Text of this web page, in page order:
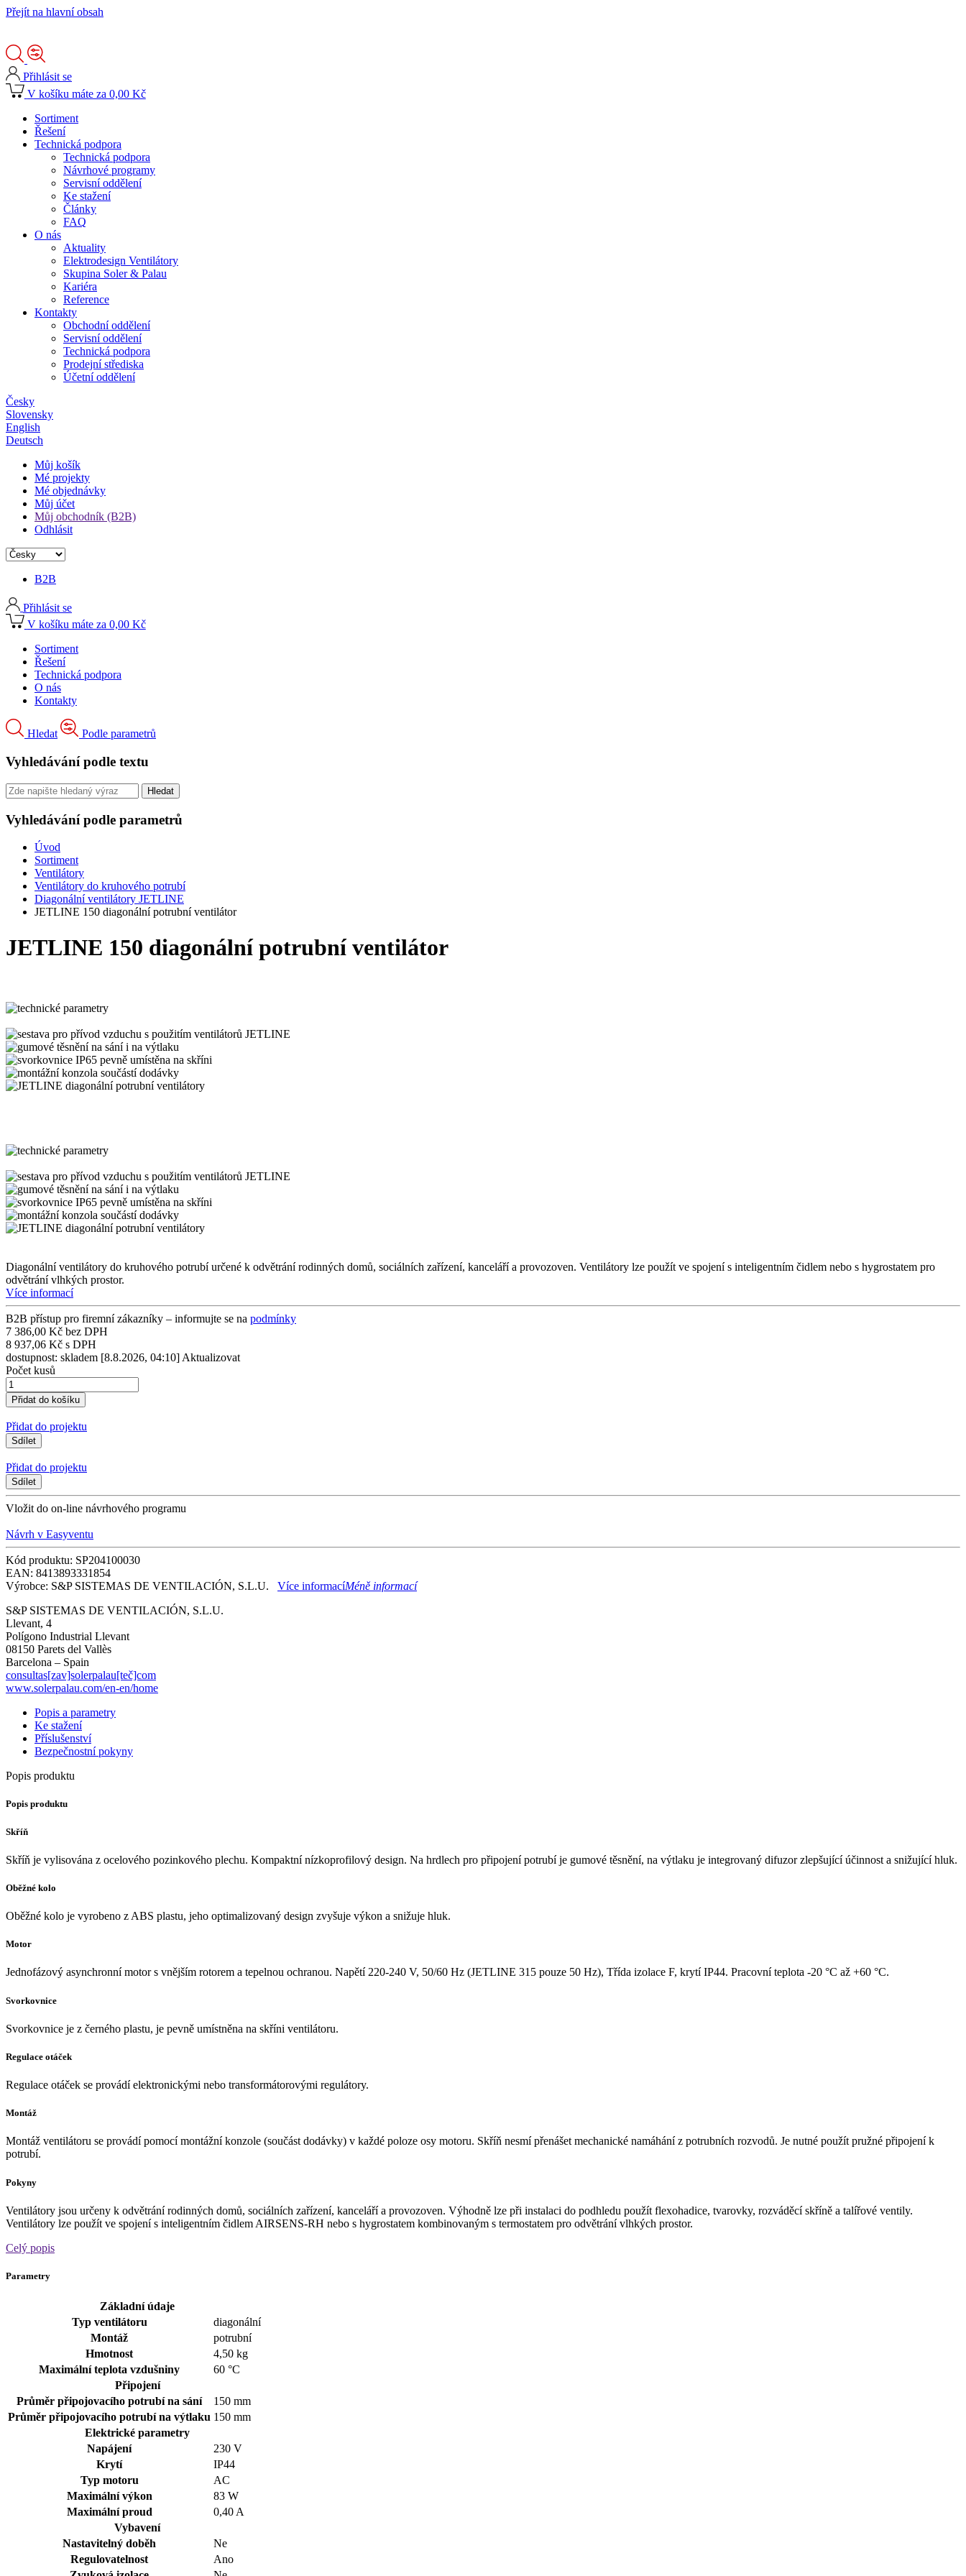
Přejít na hlavní obsah
Přihlásit se
V košíku máte za 0,00 Kč
Sortiment
Řešení
Technická podpora
Technická podpora
Návrhové programy
Servisní oddělení
Ke stažení
Články
FAQ
O nás
Aktuality
Elektrodesign Ventilátory
Skupina Soler & Palau
Kariéra
Reference
Kontakty
Obchodní oddělení
Servisní oddělení
Technická podpora
Prodejní střediska
Účetní oddělení
Česky
Slovensky
English
Deutsch
Můj košík
Mé projekty
Mé objednávky
Můj účet
Můj obchodník (B2B)
Odhlásit
B2B
Přihlásit se
V košíku máte za 0,00 Kč
Sortiment
Řešení
Technická podpora
O nás
Kontakty
Hledat Podle parametrů
Vyhledávání podle textu
Vyhledávání podle parametrů
Úvod
Sortiment
Ventilátory
Ventilátory do kruhového potrubí
Diagonální ventilátory JETLINE
JETLINE 150 diagonální potrubní ventilátor
JETLINE 150 diagonální potrubní ventilátor
Diagonální ventilátory do kruhového potrubí určené k odvětrání rodinných domů, sociálních zařízení, kanceláří a provozoven. Ventilátory lze použít ve spojení s inteligentním čidlem nebo s hygrostatem pro
odvětrání vlhkých prostor.
Více informací
B2B přístup pro firemní zákazníky – informujte se na podmínky
7 386,00 Kč bez DPH
8 937,06 Kč s DPH
dostupnost: skladem [8.8.2026, 04:10] Aktualizovat
Počet kusů
Přidat do projektu
Sdílet
Přidat do projektu
Sdílet
Vložit do on-line návrhového programu
Návrh v Easyventu
Kód produktu: SP204100030
EAN: 8413893331854
Výrobce: S&P SISTEMAS DE VENTILACIÓN, S.L.U. Více informacíMéně informací
S&P SISTEMAS DE VENTILACIÓN, S.L.U.
Llevant, 4
Polígono Industrial Llevant
08150 Parets del Vallès
Barcelona – Spain
consultas[zav]solerpalau[teč]com
www.solerpalau.com/en-en/home
Popis a parametry
Ke stažení
Příslušenství
Bezpečnostní pokyny
Popis produktu
Popis produktu
Skříň
Skříň je vylisována z ocelového pozinkového plechu. Kompaktní nízkoprofilový design. Na hrdlech pro připojení potrubí je gumové těsnění, na výtlaku je integrovaný difuzor zlepšující účinnost a snižující hluk.
Oběžné kolo
Oběžné kolo je vyrobeno z ABS plastu, jeho optimalizovaný design zvyšuje výkon a snižuje hluk.
Motor
Jednofázový asynchronní motor s vnějším rotorem a tepelnou ochranou. Napětí 220-240 V, 50/60 Hz (JETLINE 315 pouze 50 Hz), Třída izolace F, krytí IP44. Pracovní teplota -20 °C až +60 °C.
Svorkovnice
Svorkovnice je z černého plastu, je pevně umístněna na skříni ventilátoru.
Regulace otáček
Regulace otáček se provádí elektronickými nebo transformátorovými regulátory.
Montáž
Montáž ventilátoru se provádí pomocí montážní konzole (součást dodávky) v každé poloze osy motoru. Skříň nesmí přenášet mechanické namáhání z potrubních rozvodů. Je nutné použít pružné připojení k
potrubí.
Pokyny
Ventilátory jsou určeny k odvětrání rodinných domů, sociálních zařízení, kanceláří a provozoven. Výhodně lze při instalaci do podhledu použít flexohadice, tvarovky, rozváděcí skříně a talířové ventily.
Ventilátory lze použít ve spojení s inteligentním čidlem AIRSENS-RH nebo s hygrostatem kombinovaným s termostatem pro odvětrání vlhkých prostor.
Celý popis
Parametry
Základní údaje
Typ ventilátoru
diagonální
Montáž
potrubní
Hmotnost
4,50 kg
Maximální teplota vzdušniny
60 °C
Připojení
Průměr připojovacího potrubí na sání
150 mm
Průměr připojovacího potrubí na výtlaku 150 mm
Elektrické parametry
Napájení
230 V
Krytí
IP44
Typ motoru
AC
Maximální výkon
83 W
Maximální proud
0,40 A
Vybavení
Nastavitelný doběh
Ne
Regulovatelnost
Ano